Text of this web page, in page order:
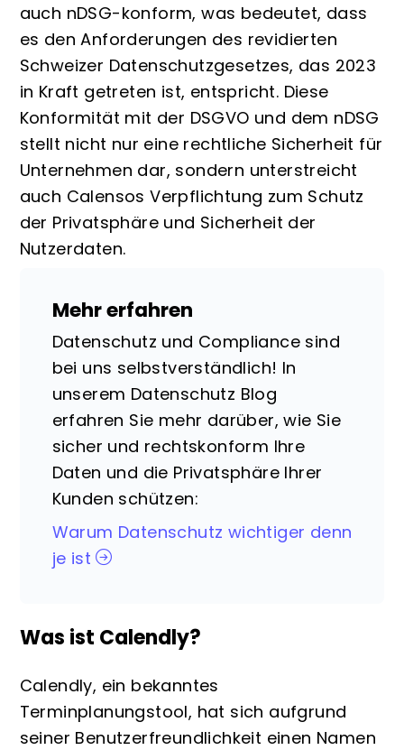
auch nDSG-konform, was bedeutet, dass
es den Anforderungen des revidierten
Schweizer Datenschutzgesetzes, das 2023
in Kraft getreten ist, entspricht. Diese
Konformität mit der DSGVO und dem nDSG
stellt nicht nur eine rechtliche Sicherheit für
Unternehmen dar, sondern unterstreicht
auch Calensos Verpflichtung zum Schutz
der Privatsphäre und Sicherheit der
Nutzerdaten​​.
Mehr erfahren
Datenschutz und Compliance sind
bei uns selbstverständlich! In
unserem Datenschutz Blog
erfahren Sie mehr darüber, wie Sie
sicher und rechtskonform Ihre
Daten und die Privatsphäre Ihrer
Kunden schützen:
Warum Datenschutz wichtiger denn
je ist
Was ist Calendly?
Calendly, ein bekanntes
Terminplanungstool, hat sich aufgrund
seiner Benutzerfreundlichkeit einen Namen